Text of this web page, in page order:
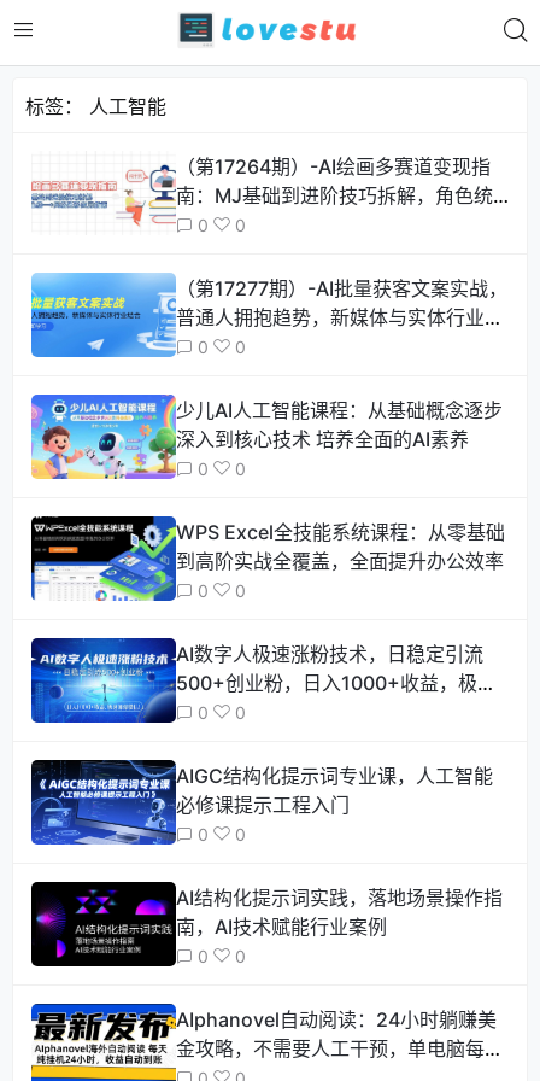
标签： 人工智能
（第17264期）-AI绘画多赛道变现指
南：MJ基础到进阶技巧拆解，角色统
一+风格迁移应用指南
0 0
（第17277期）-AI批量获客文案实战，
普通人拥抱趋势，新媒体与实体行业结
合 0 0
少儿AI人工智能课程：从基础概念逐步
深入到核心技术 培养全面的AI素养
0 0
WPS Excel全技能系统课程：从零基础
到高阶实战全覆盖，全面提升办公效率
0 0
AI数字人极速涨粉技术，日稳定引流
500+创业粉，日入1000+收益，极速
加…
0 0
AIGC结构化提示词专业课，人工智能
必修课提示工程入门
0 0
AI结构化提示词实践，落地场景操作指
南，AI技术赋能行业案例
0 0
AIphanovel自动阅读：24小时躺赚美
金攻略，不需要人工干预，单电脑每